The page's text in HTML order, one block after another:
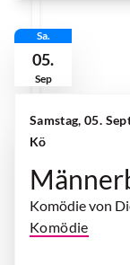
Sa.
05.
Sep
Samstag, 05.
Kö
Komödie von
Komödie